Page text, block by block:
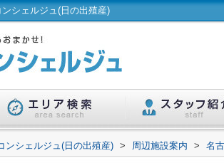
シェルジュ(日の出殖産)
ンシェルジュ(日の出殖産) > 周辺施設案内 > 名